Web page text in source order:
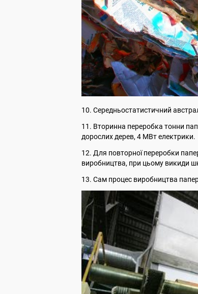
10. Середньостатистичний
11. Вторинна переробка тонни
дорослих дерев, 4 МВт електрики.
12. Для повторної переробки
виробництва, при цьому викиди
13. Сам процес виробництва